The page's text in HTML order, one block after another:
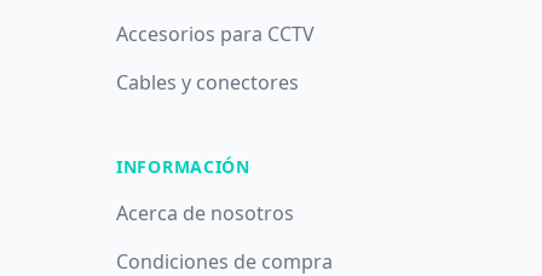
Accesorios para CCTV
Cables y conectores
INFORMACIÓN
Acerca de nosotros
Condiciones de compra